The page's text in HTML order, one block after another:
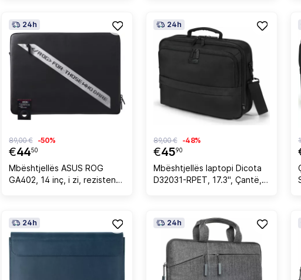
24h
€4450
89,00 € -50%
Mbështjellës ASUS ROG
GA402, 14 inç, i zi, rezistent
24h
€4590
89,00 € -48%
Mbështjellës laptopi Dicota
D32031-RPET, 17.3", Çantë, E
24h 24h